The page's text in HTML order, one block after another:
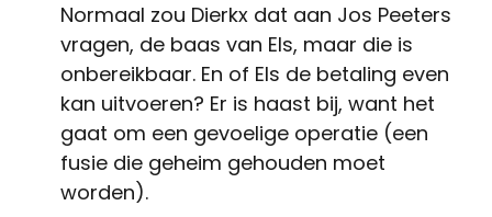
Normaal zou Dierkx dat aan Jos Peeters
vragen, de baas van Els, maar die is
onbereikbaar. En of Els de betaling even
kan uitvoeren? Er is haast bij, want het
gaat om een gevoelige operatie (een
fusie die geheim gehouden moet
worden).